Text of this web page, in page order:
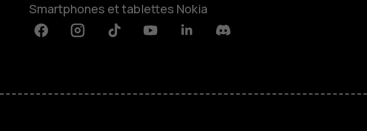
Smartphones et tablettes Nokia
FacebookInstagramTiktok YoutubeLinkedinDiscord